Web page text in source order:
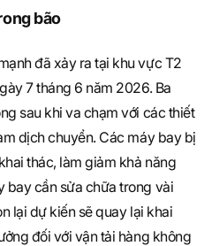
bão
đã xảy ra tại khu vực T2
7 tháng 6 năm 2026. Ba
sau khi va chạm với các thiết
dịch chuyển. Các máy bay bị
thác, làm giảm khả năng
bay cần sửa chữa trong vài
lại dự kiến sẽ quay lại khai
đối với vận tải hàng không